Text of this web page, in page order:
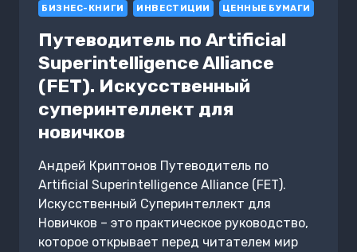
БИЗНЕС-КНИГИ ИНВЕСТИЦИИ ЦЕННЫЕ БУМАГИ
Путеводитель по Artificial
Superintelligence Alliance
(FET). Искусственный
суперинтеллект для
новичков
Андрей Криптонов Путеводитель по
Artificial Superintelligence Alliance (FET).
Искусственный Суперинтеллект для
Новичков – это практическое руководство,
которое открывает перед читателем мир